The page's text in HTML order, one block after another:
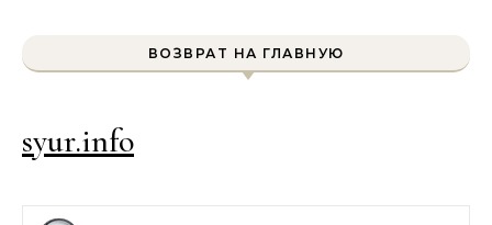
ВОЗВРАТ НА ГЛАВНУЮ
syur.info